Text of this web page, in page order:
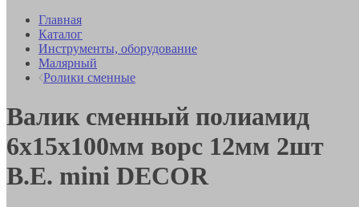
Главная
Каталог
Инструменты, оборудование
Малярный
Ролики сменные
Валик сменный полиамид
6х15х100мм ворс 12мм 2шт
В.Е. mini DECOR